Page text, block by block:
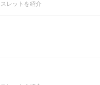
レットを紹介